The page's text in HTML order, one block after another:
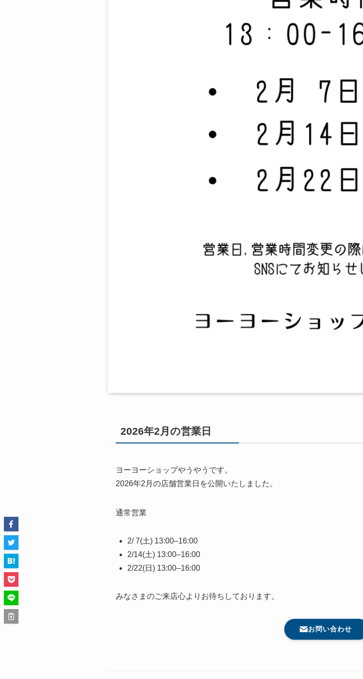
2026年2月の営業日
ヨーヨーショップやうやうです。
2026年2月の店舗営業日を公開いたしました。⁡
通常営業
2/ 7(土) 13:00–16:00
2/14(土) 13:00–16:00
2/22(日) 13:00–16:00
みなさまのご来店心よりお待ちしております。
お問い合わせ